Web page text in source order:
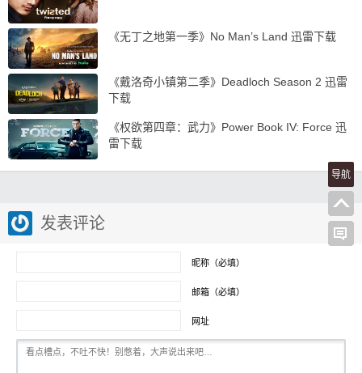
《无丁之地第一季》No Man’s Land 迅雷下载
《戴洛奇小镇第二季》Deadloch Season 2 迅雷
下载
《权欲第四章：武力》Power Book IV: Force 迅
雷下载
发表评论
昵称（必填）
邮箱（必填）
网址
导航